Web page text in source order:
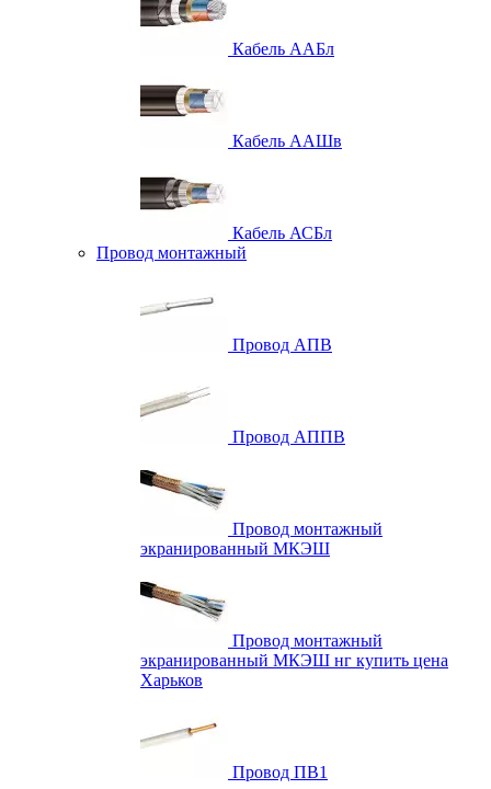
Кабель ААБл
Кабель ААШв
Кабель АСБл
Провод монтажный
Провод АПВ
Провод АППВ
Провод монтажный
экранированный МКЭШ
Провод монтажный
экранированный МКЭШ нг купить цена
Харьков
Провод ПВ1